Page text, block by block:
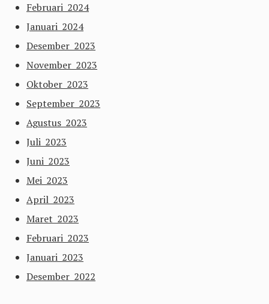
Februari 2024
Januari 2024
Desember 2023
November 2023
Oktober 2023
September 2023
Agustus 2023
Juli 2023
Juni 2023
Mei 2023
April 2023
Maret 2023
Februari 2023
Januari 2023
Desember 2022